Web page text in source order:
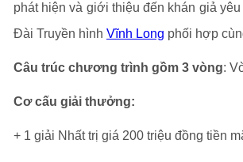
phát hiện và giới thiệu đến khán giả
Đài Truyền hình Vĩnh Long phối hợp
Câu trúc chương trình gồm 3 vòng:
Cơ cấu giải thưởng:
+ 1 giải Nhất trị giá 200 triệu đồng tiền